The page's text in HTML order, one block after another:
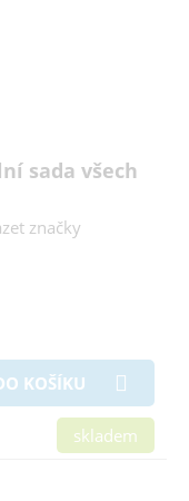
sada všech
značky
KOŠÍKU
skladem